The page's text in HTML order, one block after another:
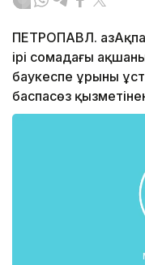
ПЕТРОПАВЛ.
ірі сомадағы
баукеспе ұрыны
баспасөз